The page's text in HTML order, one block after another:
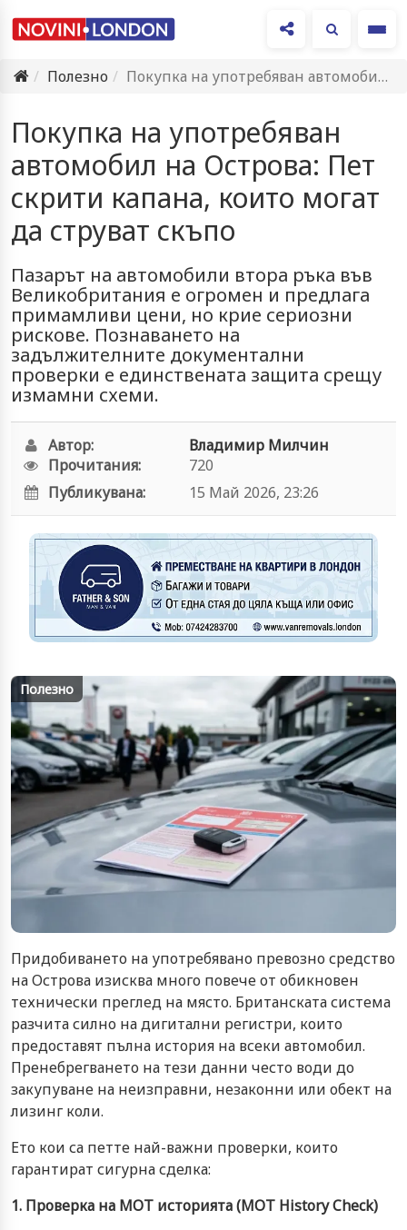
Полезно
Покупка на употребяван автомобил на Острова: Пет скрити капана, които…
Покупка на употребяван
автомобил на Острова: Пет
скрити капана, които могат
да струват скъпо
Пазарът на автомобили втора ръка във
Великобритания е огромен и предлага
примамливи цени, но крие сериозни
рискове. Познаването на
задължителните документални
проверки е единствената защита срещу
измамни схеми.
Автор:
Владимир Милчин
Прочитания:
720
Публикувана:
15 Май 2026, 23:26
Полезно
Придобиването на употребявано превозно средство
на Острова изисква много повече от обикновен
технически преглед на място. Британската система
разчита силно на дигитални регистри, които
предоставят пълна история на всеки автомобил.
Пренебрегването на тези данни често води до
закупуване на неизправни, незаконни или обект на
лизинг коли.
Ето кои са петте най-важни проверки, които
гарантират сигурна сделка:
1. Проверка на MOT историята (MOT History Check)